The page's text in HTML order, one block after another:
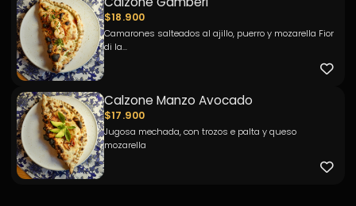
$18.900
Camarones salteados al ajillo, puerro y mozarella Fior
di la...
Calzone Manzo Avocado
$17.900
Jugosa mechada, con trozos e palta y queso
mozarella